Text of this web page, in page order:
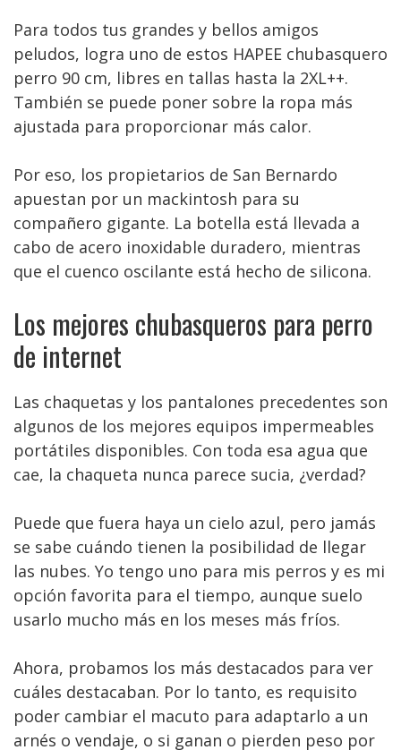
Para todos tus grandes y bellos amigos
peludos, logra uno de estos HAPEE chubasquero
perro 90 cm, libres en tallas hasta la 2XL++.
También se puede poner sobre la ropa más
ajustada para proporcionar más calor.
Por eso, los propietarios de San Bernardo
apuestan por un mackintosh para su
compañero gigante. La botella está llevada a
cabo de acero inoxidable duradero, mientras
que el cuenco oscilante está hecho de silicona.
Los mejores chubasqueros para perro
de internet
Las chaquetas y los pantalones precedentes son
algunos de los mejores equipos impermeables
portátiles disponibles. Con toda esa agua que
cae, la chaqueta nunca parece sucia, ¿verdad?
Puede que fuera haya un cielo azul, pero jamás
se sabe cuándo tienen la posibilidad de llegar
las nubes. Yo tengo uno para mis perros y es mi
opción favorita para el tiempo, aunque suelo
usarlo mucho más en los meses más fríos.
Ahora, probamos los más destacados para ver
cuáles destacaban. Por lo tanto, es requisito
poder cambiar el macuto para adaptarlo a un
arnés o vendaje, o si ganan o pierden peso por